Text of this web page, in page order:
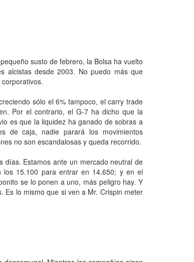
susto de febrero, la Bolsa ha vuelto
alcistas desde 2003. No puedo más que
sólo el 6% tampoco, el carry trade
Por el contrario, el G-7 ha dicho que la
es que la liquidez ha ganado de sobras a
de caja, nadie parará los movimientos
no son escandalosas y queda recorrido.
días. Estamos ante un mercado neutral de
15.100 para entrar en 14.650; y en el
se lo ponen a uno, más peligro hay. Y
Es lo mismo que si ven a Mr. Crispin meter